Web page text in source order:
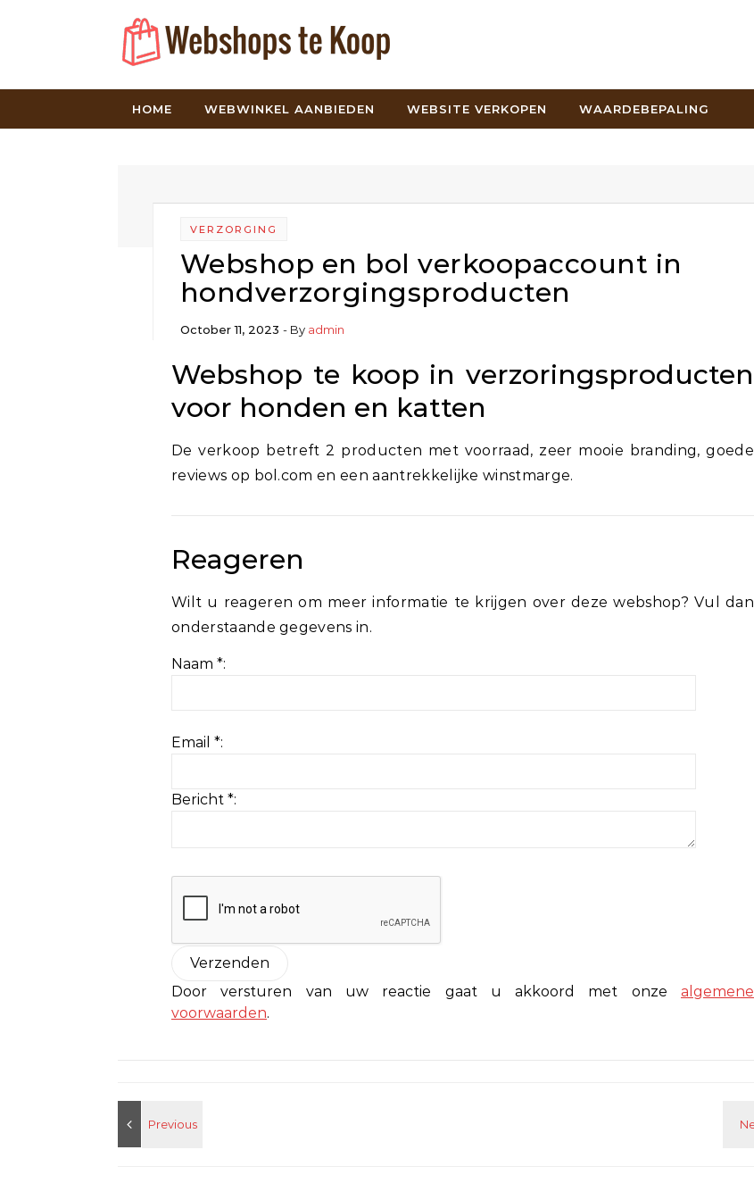
HOME WEBWINKEL AANBIEDEN WEBSITE VERKOPEN WAARDEBEPALING
VERZORGING
Webshop en bol verkoopaccount in
hondverzorgingsproducten
October 11, 2023 - By admin
Webshop te koop in verzoringsproducten
voor honden en katten
De verkoop betreft 2 producten met voorraad, zeer mooie branding, goede
reviews op bol.com en een aantrekkelijke winstmarge.
Reageren
Wilt u reageren om meer informatie te krijgen over deze webshop? Vul dan
onderstaande gegevens in.
Naam *:
Email *:
Bericht *:
Door versturen van uw reactie gaat u akkoord met onze algemene
voorwaarden.